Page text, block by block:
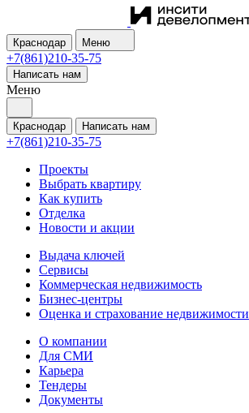
Краснодар Меню
+7(861)210-35-75
Написать нам
Меню
Краснодар Написать нам
+7(861)210-35-75
Проекты
Выбрать квартиру
Как купить
Отделка
Новости и акции
Выдача ключей
Сервисы
Коммерческая недвижимость
Бизнес-центры
Оценка и страхование недвижимости
О компании
Для СМИ
Карьера
Тендеры
Документы